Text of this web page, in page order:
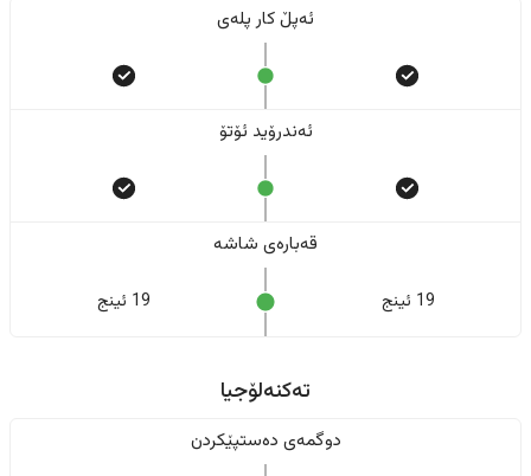
ئەپڵ کار پلەی
ئەندرۆید ئۆتۆ
قەبارەی شاشە
19 ئینج 19 ئینج
تەکنەلۆجیا
دوگمەی دەستپێکردن